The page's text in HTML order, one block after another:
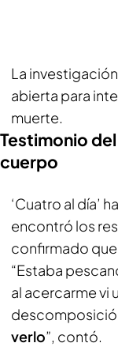
La
abierta para
muerte.
Testimonio
cuerpo
‘Cuatro al día’
encontró los
confirmado
“Estaba
al acercarme vi
verlo”, contó.